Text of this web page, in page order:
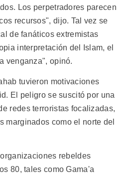
Los perpetradores parecen
recursos", dijo. Tal vez se
de fanáticos extremistas
interpretación del Islam, el
venganza", opinó.
tuvieron motivaciones
El peligro se suscitó por una
redes terroristas focalizadas,
marginados como el norte del
rebeldes
80, tales como Gama'a